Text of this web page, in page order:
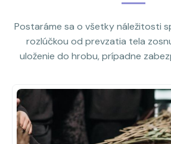
Postaráme sa o všetky náležitosti
rozlúčkou od prevzatia tela
uloženie do hrobu, prípadne